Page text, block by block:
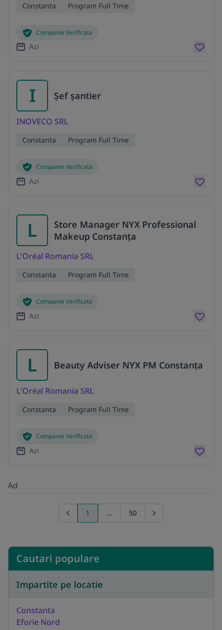
Constanta Program Full Time
Companie Verificata
Azi
I Șef șantier
INOVECO SRL
Constanta Program Full Time
Companie Verificata
Azi
L
Store Manager NYX Professional
Makeup Constanța
L'Oréal Romania SRL
Constanta Program Full Time
Companie Verificata
Azi
L Beauty Adviser NYX PM Constanța
L'Oréal Romania SRL
Constanta Program Full Time
Companie Verificata
Azi
Ad
Previous page
1 ... 50 Go to next page
Cautari populare
Impartite pe locatie
Constanta
Eforie Nord